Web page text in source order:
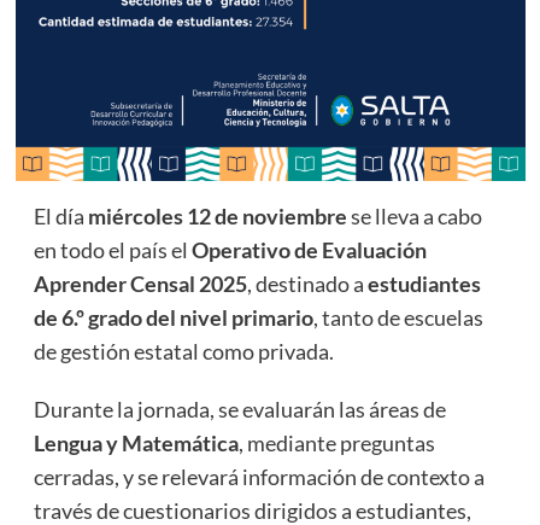
El día miércoles 12 de noviembrese lleva a cabo
en todo el país el Operativo de Evaluación
Aprender Censal 2025, destinado aestudiantes
de 6.º grado del nivel primario, tanto de escuelas
de gestión estatal como privada.
Durante la jornada, se evaluarán las áreas de
Lengua y Matemática, mediante preguntas
cerradas, y se relevará información de contexto a
través de cuestionarios dirigidos a estudiantes,